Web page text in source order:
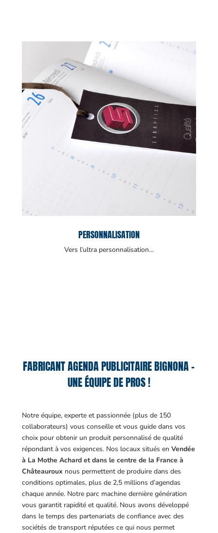
PERSONNALISATION
Vers l’ultra personnalisation…
FABRICANT AGENDA PUBLICITAIRE BIGNONA –
UNE ÉQUIPE DE PROS !
Notre équipe, experte et passionnée (plus de 150
collaborateurs) vous conseille et vous guide dans vos
choix pour obtenir un produit personnalisé de qualité
répondant à vos exigences. Nos locaux situés en Vendée
à La Mothe Achard et dans le centre de la France à
Châteauroux nous permettent de produire dans des
conditions optimales, plus de 2,5 millions d’agendas
chaque année. Notre parc machine dernière génération
vous garantit rapidité et qualité. Nous avons développé
dans le temps des partenariats de confiance avec des
sociétés de transport réputées ce qui nous permet